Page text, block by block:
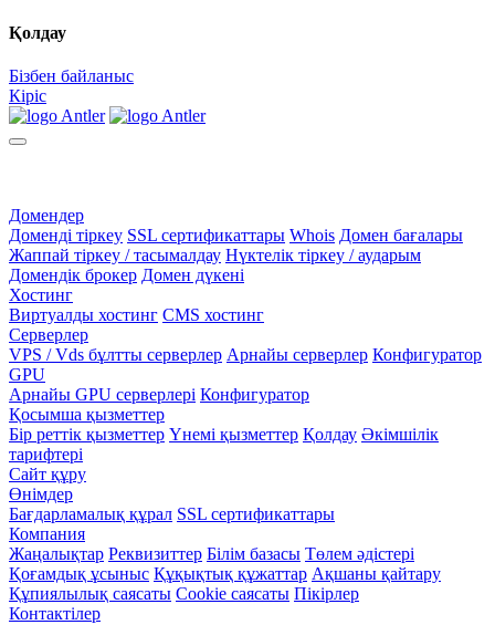
Қолдау
Бізбен байланыс
Кіріс
Домендер
Доменді тіркеу SSL сертификаттары Whois Домен бағалары
Жаппай тіркеу / тасымалдау Нүктелік тіркеу / аударым
Домендік брокер Домен дүкені
Хостинг
Виртуалды хостинг CMS хостинг
Серверлер
VPS / Vds бұлтты серверлер Арнайы серверлер Конфигуратор
GPU
Арнайы GPU серверлері Конфигуратор
Қосымша қызметтер
Бір реттік қызметтер Үнемі қызметтер Қолдау Әкімшілік
тарифтері
Сайт құру
Өнімдер
Бағдарламалық құрал SSL сертификаттары
Компания
Жаңалықтар Реквизиттер Білім базасы Төлем әдістері
Қоғамдық ұсыныс Құқықтық құжаттар Ақшаны қайтару
Құпиялылық саясаты Сookie саясаты Пікірлер
Контактілер